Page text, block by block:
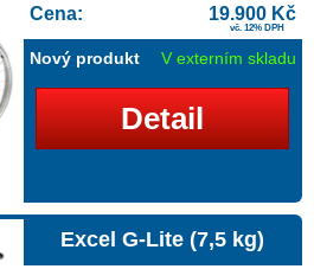
Cena: 19.900 Kč
vč. 12% DPH
Nový produkt V externím skladu
Detail
Excel G-Lite (7,5 kg)